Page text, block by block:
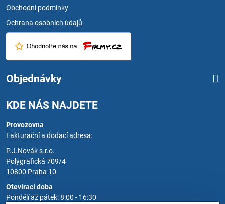
Obchodní podmínky
Ochrana osobních údajů
Objednávky
KDE NÁS NAJDETE
Provozovna
Fakturační a dodací adresa:
P.J.Novák s.r.o.
Polygrafická 709/4
10800 Praha 10
Otevírací doba
Pondělí až pátek: 8:00 - 16:30